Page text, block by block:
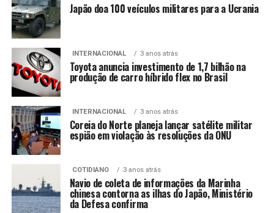
Japão doa 100 veículos militares para a Ucrania
INTERNACIONAL 3 anos atrás
Toyota anuncia investimento de 1,7 bilhão na
produção de carro híbrido flex no Brasil
INTERNACIONAL 3 anos atrás
Coreia do Norte planeja lançar satélite militar
espião em violação às resoluções da ONU
COTIDIANO 3 anos atrás
Navio de coleta de informações da Marinha
chinesa contorna as ilhas do Japão, Ministério
da Defesa confirma